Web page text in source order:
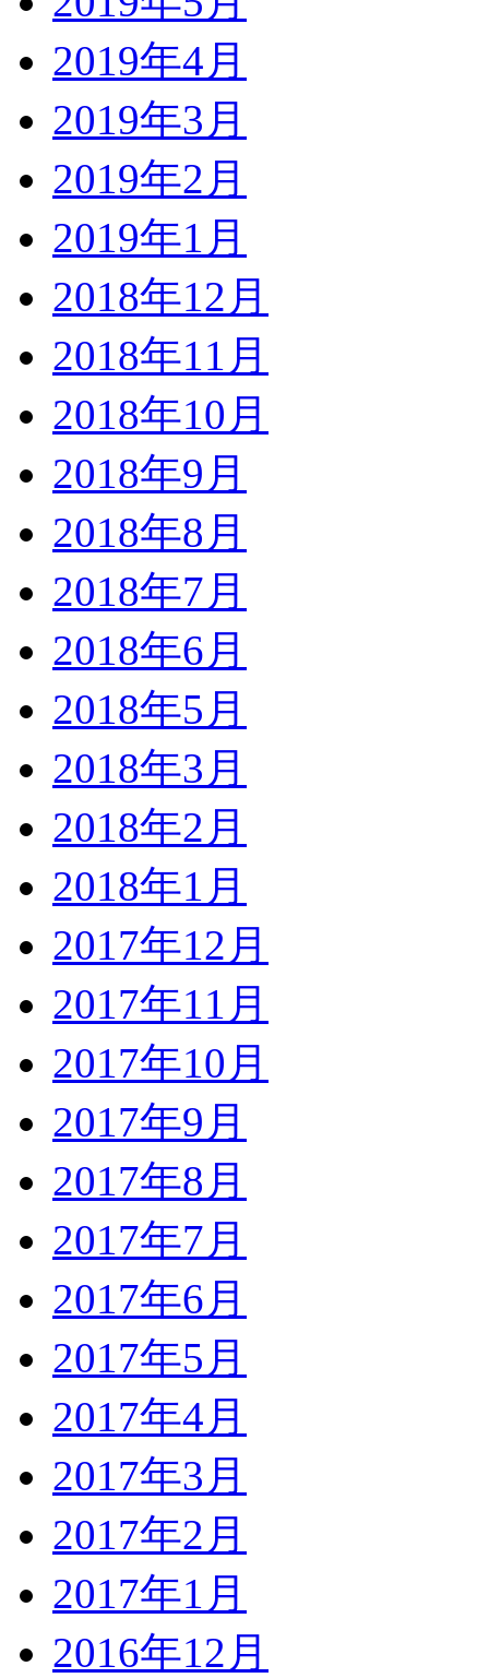
2019年4月
2019年3月
2019年2月
2019年1月
2018年12月
2018年11月
2018年10月
2018年9月
2018年8月
2018年7月
2018年6月
2018年5月
2018年3月
2018年2月
2018年1月
2017年12月
2017年11月
2017年10月
2017年9月
2017年8月
2017年7月
2017年6月
2017年5月
2017年4月
2017年3月
2017年2月
2017年1月
2016年12月